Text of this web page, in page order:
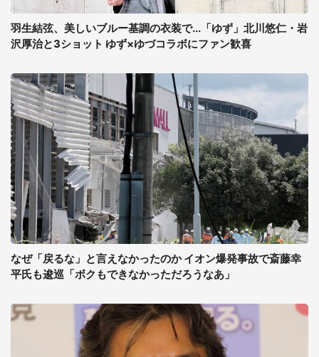
羽生結弦、美しいブルー基調の衣装で...「ゆず」北川悠仁・岩
沢厚治と3ショット ゆず×ゆづコラボにファン歓喜
なぜ「戻るな」と言えなかったのか イオン爆発事故で斎藤幸
平氏も逡巡「ボクもできなかっただろうなあ」